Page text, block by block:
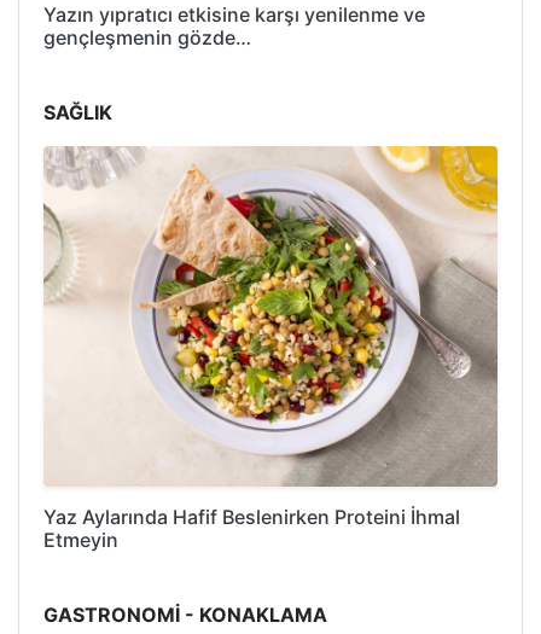
Yazın yıpratıcı etkisine karşı yenilenme ve
gençleşmenin gözde…
SAĞLIK
Yaz Aylarında Hafif Beslenirken Proteini İhmal
Etmeyin
GASTRONOMİ - KONAKLAMA